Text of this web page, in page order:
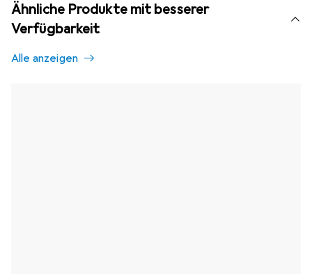
Ähnliche Produkte mit besserer
Verfügbarkeit
Alle anzeigen